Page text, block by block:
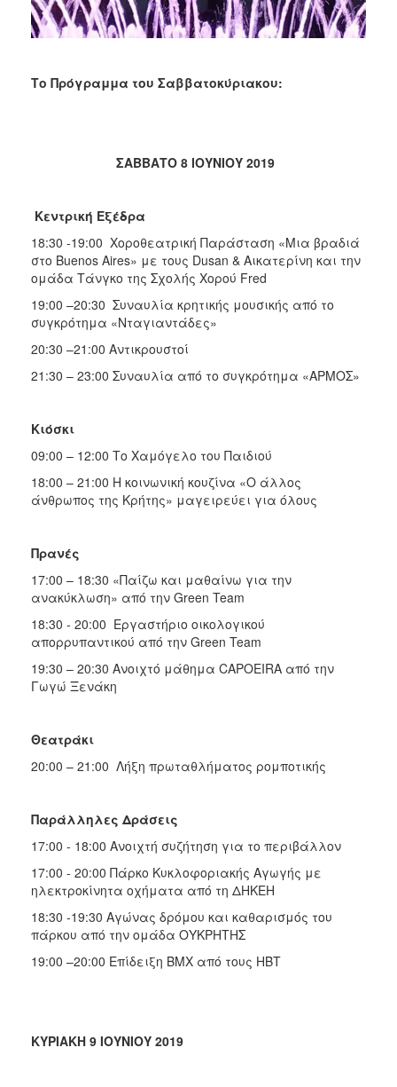
Το Πρόγραμμα του Σαββατοκύριακου:
ΣΑΒΒΑΤΟ 8 ΙΟΥΝΙΟΥ 2019
Κεντρική Εξέδρα
18:30 -19:00 Χοροθεατρική Παράσταση «Μια βραδιά
στο Buenos Aires» με τους Dusan & Αικατερίνη και την
ομάδα Τάνγκο της Σχολής Χορού Fred
19:00 –20:30 Συναυλία κρητικής μουσικής από το
συγκρότημα «Νταγιαντάδες»
20:30 –21:00 Αντικρουστοί
21:30 – 23:00 Συναυλία από το συγκρότημα «ΑΡΜΟΣ»
Κιόσκι
09:00 – 12:00 Το Χαμόγελο του Παιδιού
18:00 – 21:00 Η κοινωνική κουζίνα «Ο άλλος
άνθρωπος της Κρήτης» μαγειρεύει για όλους
Πρανές
17:00 – 18:30 «Παίζω και μαθαίνω για την
ανακύκλωση» από την Green Team
18:30 - 20:00 Εργαστήριο οικολογικού
απορρυπαντικού από την Green Team
19:30 – 20:30 Ανοιχτό μάθημα CAPOEIRA από την
Γωγώ Ξενάκη
Θεατράκι
20:00 – 21:00 Λήξη πρωταθλήματος ρομποτικής
Παράλληλες Δράσεις
17:00 - 18:00 Ανοιχτή συζήτηση για το περιβάλλον
17:00 - 20:00 Πάρκο Κυκλοφοριακής Αγωγής με
ηλεκτροκίνητα οχήματα από τη ΔΗΚΕΗ
18:30 -19:30 Αγώνας δρόμου και καθαρισμός του
πάρκου από την ομάδα ΟΥΚΡΗΤΗΣ
19:00 –20:00 Επίδειξη ΒΜΧ από τους ΗΒΤ
ΚΥΡΙΑΚΗ 9 ΙΟΥΝΙΟΥ 2019